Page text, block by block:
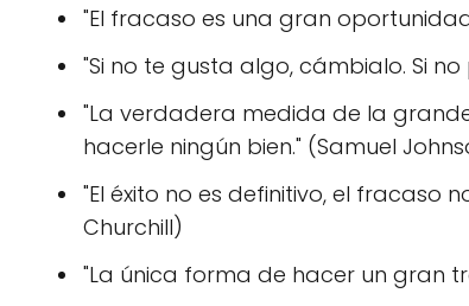
"El fracaso es una gran
"Si no te gusta algo, cámbialo. Si
"La verdadera medida de la
hacerle ningún bien." (Samuel
"El éxito no es definitivo, el fracaso
Churchill)
"La única forma de hacer un gran